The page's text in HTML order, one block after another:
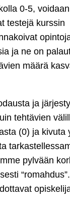
0-5,
testejä kurssin
ja ne on
määrä
ja
tehtävien
(0) ja kivuta
pylvään